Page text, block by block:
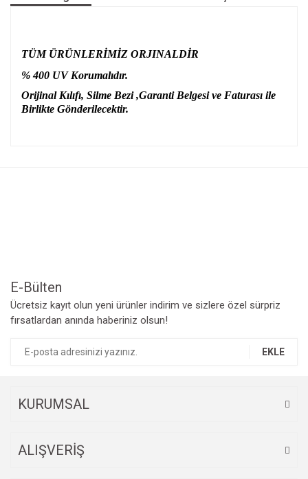
TÜM ÜRÜNLERİMİZ ORJINALDİR
% 400 UV Korumalıdır.
Orijinal Kılıfı, Silme Bezi ,Garanti Belgesi ve Faturası ile
Birlikte Gönderilecektir.
E-Bülten
Ücretsiz kayıt olun yeni ürünler indirim ve sizlere özel sürpriz
fırsatlardan anında haberiniz olsun!
EKLE
KURUMSAL
ALIŞVERİŞ